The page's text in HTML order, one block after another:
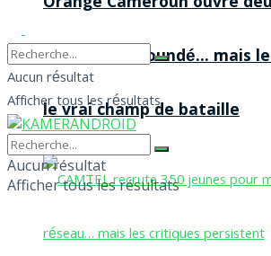
agences à Yaoundé… mais
le vrai champ de bataille
Aucun résultat
Afficher tous les résultats
Aucun résultat
Afficher tous les résultats